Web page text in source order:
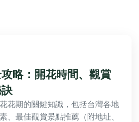
略：開花時間、觀賞
花期的關鍵知識，包括台灣各地
、最佳觀賞景點推薦（附地址、